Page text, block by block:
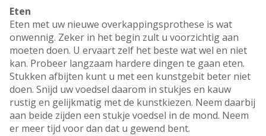
Eten
Eten met uw nieuwe overkappingsprothese is wat
onwennig. Zeker in het begin zult u voorzichtig aan
moeten doen. U ervaart zelf het beste wat wel en niet
kan. Probeer langzaam hardere dingen te gaan eten.
Stukken afbijten kunt u met een kunstgebit beter niet
doen. Snijd uw voedsel daarom in stukjes en kauw
rustig en gelijkmatig met de kunstkiezen. Neem daarbij
aan beide zijden een stukje voedsel in de mond. Neem
er meer tijd voor dan dat u gewend bent.